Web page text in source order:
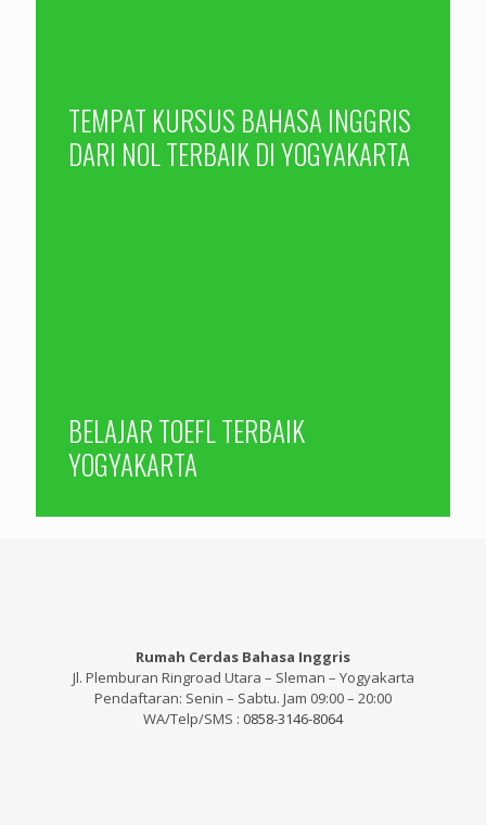
TEMPAT KURSUS BAHASA INGGRIS
DARI NOL TERBAIK DI YOGYAKARTA
BELAJAR TOEFL TERBAIK
YOGYAKARTA
Rumah Cerdas Bahasa Inggris
Jl. Plemburan Ringroad Utara – Sleman – Yogyakarta
Pendaftaran: Senin – Sabtu. Jam 09:00 – 20:00
WA/Telp/SMS : 0858-3146-8064